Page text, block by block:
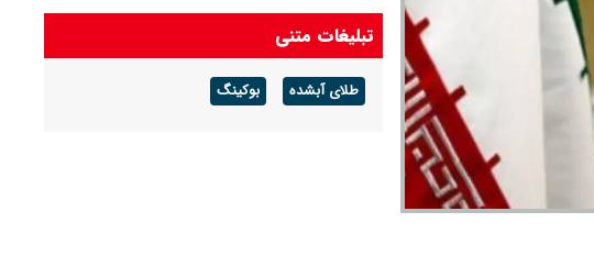
باد و رگبار پراکنده
تبلیغات متنی
طلای آبشده بوکینگ